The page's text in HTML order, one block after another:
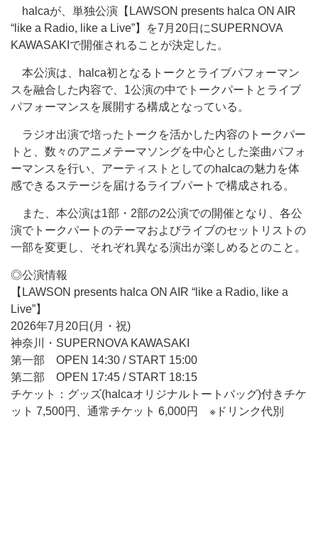
halcaが、単独公演【LAWSON presents halca ON AIR
“like a Radio, like a Live”】を7月20日にSUPERNOVA
KAWASAKIで開催されることが決定した。
本公演は、halca初となるトークとライブパフォーマン
スを融合した内容で、1公演の中でトークパートとライブ
パフォーマンスを展開する構成となっている。
ラジオ出演で培ったトークを活かした内容のトークパー
トと、数々のアニメテーマソングを中心とした楽曲パフォ
ーマンスを行い、アーティストとしてのhalcaの魅力を体
感できるステージを届けるライブパートで構成される。
また、本公演は1部・2部の2公演での開催となり、各公
演でトークパートのテーマおよびライブのセットリストの
一部を変更し、それぞれ異なる演出が楽しめるとのこと。
◎公演情報
【LAWSON presents halca ON AIR “like a Radio, like a
Live”】
2026年7月20日(月・祝)
神奈川・SUPERNOVA KAWASAKI
第一部 OPEN 14:30 / START 15:00
第二部 OPEN 17:45 / START 18:15
チケット：グッズ(halcaオリジナルトートバッグ)付きチケ
ット 7,500円、通常チケット 6,000円 ※ドリンク代別